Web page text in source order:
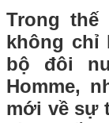
Trong
không chỉ
bộ đôi
Homme,
mới về sự